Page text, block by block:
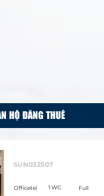
HỘ ĐĂNG THUÊ
SUN032507
Officetel 1 WC Full